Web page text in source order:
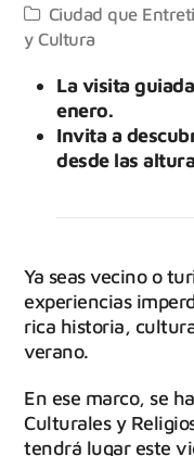
Ciudad que
y Cultura
La visita
enero.
Invita a
desde las
Ya seas vecino o
experiencias
rica historia,
verano.
En ese marco, se
Culturales y
tendrá lugar este